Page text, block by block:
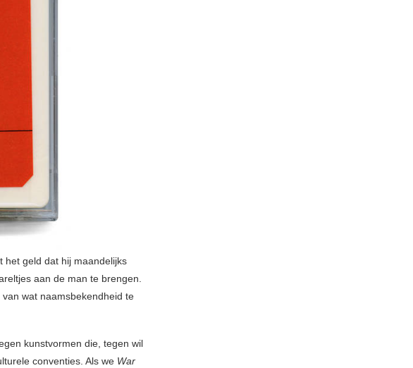
het geld dat hij maandelijks
aan de man te brengen.
wat naamsbekendheid te
kunstvormen die, tegen wil
conventies. Als we War